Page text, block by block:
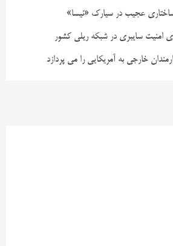
عجیب در سیارک «نیسا»
امنیت سایبری در شبکه ریلی کشور
خارجی به آمریکایی را می پردازد